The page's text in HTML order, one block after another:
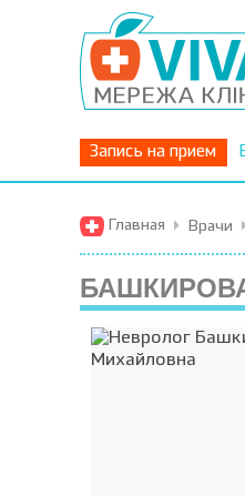
Запись на прием
Главная Врачи